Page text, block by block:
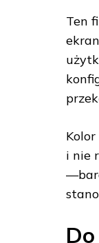
Ten
Kolor
i nie